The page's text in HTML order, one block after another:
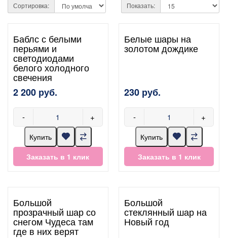
Сортировка: Показать:
Баблс с белыми
перьями и
светодиодами
белого холодного
свечения
2 200 руб.
- +
Купить
Заказать в 1 клик
Белые шары на
золотом дождике
230 руб.
- +
Купить
Заказать в 1 клик
Большой
прозрачный шар со
снегом Чудеса там
где в них верят
Большой
стеклянный шар на
Новый год